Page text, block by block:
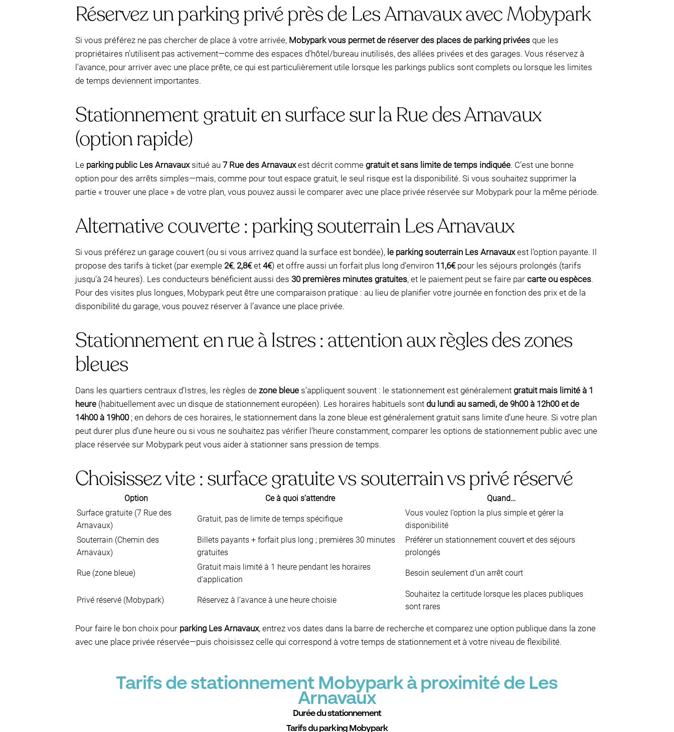
Réservez un parking privé près de Les Arnavaux avec Mobypark
Si vous préférez ne pas chercher de place à votre arrivée, Mobypark vous permet de réserver des places de parking privées que les
propriétaires n'utilisent pas activement—comme des espaces d'hôtel/bureau inutilisés, des allées privées et des garages. Vous réservez à
l'avance, pour arriver avec une place prête, ce qui est particulièrement utile lorsque les parkings publics sont complets ou lorsque les limites
de temps deviennent importantes.
Stationnement gratuit en surface sur la Rue des Arnavaux
(option rapide)
Le parking public Les Arnavauxsitué au 7 Rue des Arnavauxest décrit comme gratuit et sans limite de temps indiquée. C’est une bonne
option pour des arrêts simples—mais, comme pour tout espace gratuit, le seul risque est la disponibilité. Si vous souhaitez supprimer la
partie « trouver une place » de votre plan, vous pouvez aussi le comparer avec une place privée réservée sur Mobypark pour la même période.
Alternative couverte : parking souterrain Les Arnavaux
Si vous préférez un garage couvert (ou si vous arrivez quand la surface est bondée), le parking souterrain Les Arnavauxest l’option payante. Il
propose des tarifs à ticket (par exemple 2€, 2,8€et 4€) et offre aussi un forfait plus long d’environ 11,6€pour les séjours prolongés (tarifs
jusqu’à 24 heures). Les conducteurs bénéficient aussi des 30 premières minutes gratuites, et le paiement peut se faire par carte ou espèces.
Pour des visites plus longues, Mobypark peut être une comparaison pratique : au lieu de planifier votre journée en fonction des prix et de la
disponibilité du garage, vous pouvez réserver à l’avance une place privée.
Stationnement en rue à Istres : attention aux règles des zones
bleues
Dans les quartiers centraux d’Istres, les règles de zone bleue s’appliquent souvent : le stationnement est généralement gratuit mais limité à 1
heure (habituellement avec un disque de stationnement européen). Les horaires habituels sont du lundi au samedi, de 9h00 à 12h00 et de
14h00 à 19h00; en dehors de ces horaires, le stationnement dans la zone bleue est généralement gratuit sans limite d’une heure. Si votre plan
peut durer plus d’une heure ou si vous ne souhaitez pas vérifier l’heure constamment, comparer les options de stationnement public avec une
place réservée sur Mobypark peut vous aider à stationner sans pression de temps.
Choisissez vite : surface gratuite vs souterrain vs privé réservé
Option Ce à quoi s’attendre
Quand…
Surface gratuite (7 Rue des
Arnavaux)
Gratuit, pas de limite de temps spécifique
Vous voulez l’option la plus simple et gérer la
disponibilité
Souterrain (Chemin des
Arnavaux)
Billets payants + forfait plus long ; premières 30 minutes
gratuites
Préférer un stationnement couvert et des séjours
prolongés
Rue (zone bleue)
Gratuit mais limité à 1 heure pendant les horaires
d’application
Besoin seulement d’un arrêt court
Privé réservé (Mobypark) Réservez à l’avance à une heure choisie
Souhaitez la certitude lorsque les places publiques
sont rares
Pour faire le bon choix pour parking Les Arnavaux, entrez vos dates dans la barre de recherche et comparez une option publique dans la zone
avec une place privée réservée—puis choisissez celle qui correspond à votre temps de stationnement et à votre niveau de flexibilité.
Tarifs de stationnement Mobypark à proximité de Les
Arnavaux
Durée du stationnement
Tarifs du parking Mobypark